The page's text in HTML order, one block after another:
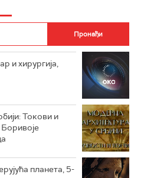
РТС ЖИВОТ
РТС КОЛО
и хирургија,
Токови и
планета, 5-